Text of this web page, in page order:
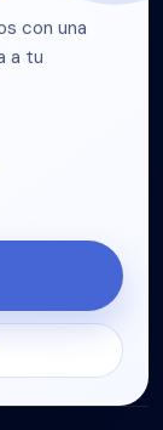
con una
a tu